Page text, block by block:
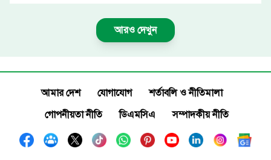
আরও দেখুন
আমার দেশ যোগাযোগ
শর্তাবলি ও নীতিমালা
গোপনীয়তা নীতি
ডিএমসিএ সম্পাদকীয় নীতি